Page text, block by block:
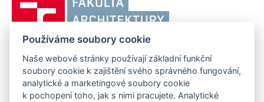
učení
Brně,
Fakulta
architektury
FAKULTA ARCHITEKTURY VUT V BRNĚ
Poříčí 273/5, 639 00 Brno
Telefon: 54114 6600
www.fa.vutbr.cz
info@fa.vutbr.cz
Používáme soubory cookie
Naše webové stránky používají základní funkční
soubory cookie k zajištění svého správného fungování,
analytické a marketingové soubory cookie
k pochopení toho, jak s nimi pracujete. Analytické